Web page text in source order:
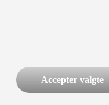
Accepter valgte